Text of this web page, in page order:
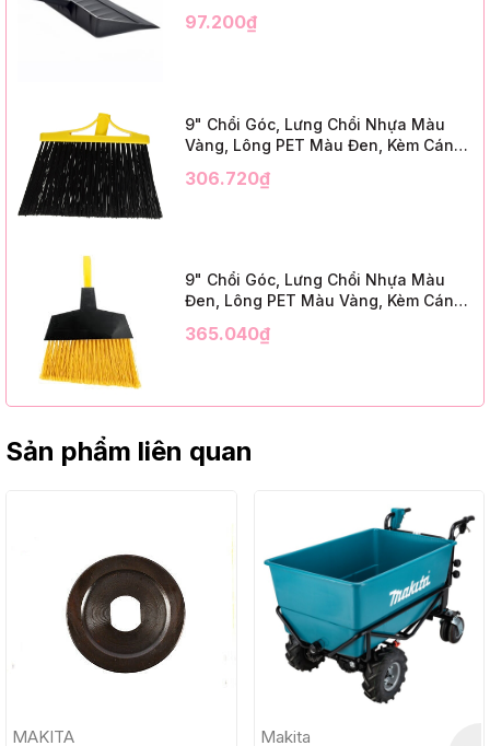
Black Plastic)
97.200₫
9" Chổi Góc, Lưng Chổi Nhựa Màu
Vàng, Lông PET Màu Đen, Kèm Cán
12 Bộ/Thùng (9" Angle Broom, Yellow
306.720₫
9" Chổi Góc, Lưng Chổi Nhựa Màu
Đen, Lông PET Màu Vàng, Kèm Cán
12 Bộ/Thùng (9" Angle Broom, Black
365.040₫
Sản phẩm liên quan
MAKITA Makita